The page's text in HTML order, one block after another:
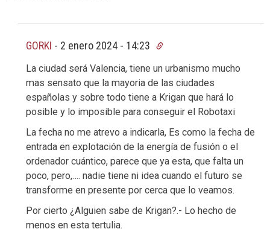
GORKI - 2 enero 2024 - 14:23
La ciudad será Valencia, tiene un urbanismo mucho
mas sensato que la mayoria de las ciudades
españolas y sobre todo tiene a Krigan que hará lo
posible y lo imposible para conseguir el Robotaxi
La fecha no me atrevo a indicarla, Es como la fecha de
entrada en explotación de la energía de fusión o el
ordenador cuántico, parece que ya esta, que falta un
poco, pero,…. nadie tiene ni idea cuando el futuro se
transforme en presente por cerca que lo veamos.
Por cierto ¿Alguien sabe de Krigan?.- Lo hecho de
menos en esta tertulia.